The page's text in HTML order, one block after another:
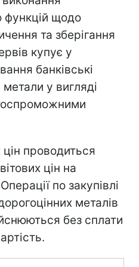
функцій щодо
та зберігання
купує у
банківські
метали у вигляді
цін проводиться
цін на
по закупівлі
металів
без сплати